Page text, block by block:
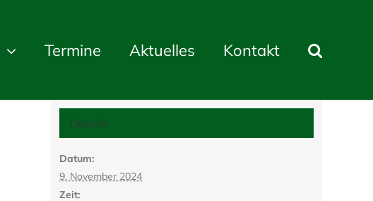
Termine Aktuelles Kontakt
Details
Datum:
9. November 2024
Zeit: